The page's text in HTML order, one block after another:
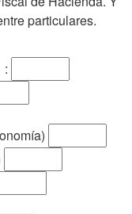
particulares.
: